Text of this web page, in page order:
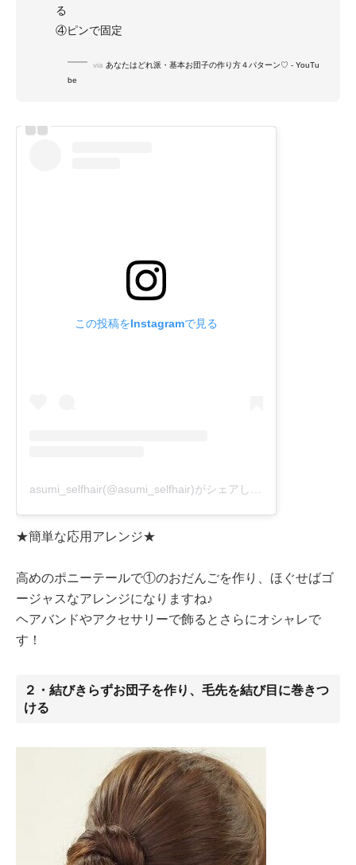
る
④ピンで固定
via あなたはどれ派・基本お団子の作り方４パターン♡ - YouTu
be
この投稿をInstagramで見る
★簡単な応用アレンジ★
高めのポニーテールで①のおだんごを作り、ほぐせばゴ
ージャスなアレンジになりますね♪
ヘアバンドやアクセサリーで飾るとさらにオシャレで
す！
２・結びきらずお団子を作り、毛先を結び目に巻きつ
ける